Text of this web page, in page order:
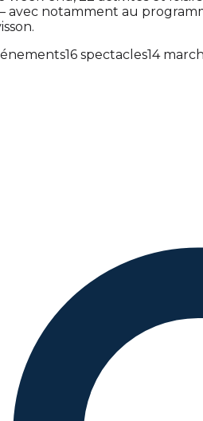
avec notamment au
16 spectacles14